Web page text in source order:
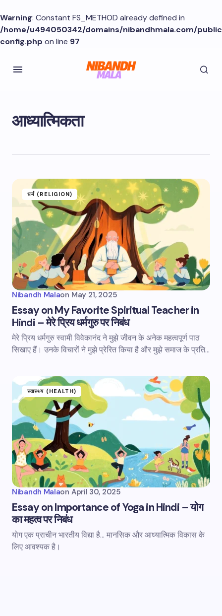
Warning: Constant FS_METHOD already defined in
/home/u494050342/domains/nibandhmala.com/
config.php on line 97
आध्यात्मिकता
धर्म (RELIGION)
Nibandh Malaon May 21, 2025
Essay on My Favorite Spiritual Teacher in
Hindi – मेरे प्रिय धर्मगुरु पर निबंध
मेरे प्रिय धर्मगुरु स्वामी विवेकानंद ने मुझे जीवन के अनेक महत्वपूर्ण पाठ
सिखाए हैं। उनके विचारों ने मुझे प्रेरित किया है और मुझे समाज के प्रति…
स्वास्थ्य (HEALTH)
Nibandh Malaon April 30, 2025
Essay on Importance of Yoga in Hindi – योग
का महत्व पर निबंध
योग एक प्राचीन भारतीय विद्या है... मानसिक और आध्यात्मिक विकास के
लिए आवश्यक है।